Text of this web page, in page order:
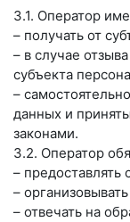
3.1. Оператор
– получать от
– в случае
субъекта
–
данных и
законами.
3.2. Оператор
–
–
– отвечать на